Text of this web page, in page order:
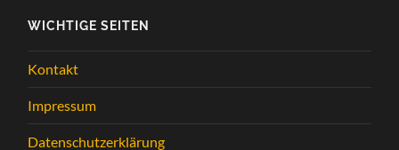
WICHTIGE SEITEN
Kontakt
Impressum
Datenschutzerklärung